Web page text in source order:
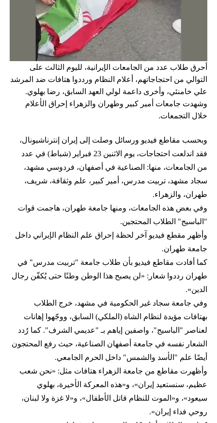
أحرق طلاب عدد من الجامعات الإيرانية، لليوم الثالث على
التوالي من احتجاجاتهم، أعلام النظام ورددوا هتافات ضد المرشد
علي خامنئي، وأخرى داعمة لولي العهد السابق، رضا بهلوي.
وشهدت جامعات أمير كبير وطهران والزهراء إحراق الأعلام
خلال التجمعات.
وبحسب مقاطع فيديو ورسائل وصلت إلى إيران إنترناشيونال،
فقد اندلعت احتجاجات، يوم الاثنين 23 فبراير (شباط) في عدد
من الجامعات، منها: الصناعية في أصفهان، فردوسي مشهد،
سجاد مشهد، تربيت مدرس، أمير كبير، علم وثقافة، شريف،
طهران، والزهراء.
وفي بعض هذه الجامعات، ومنها جامعة طهران، هاجمت قوات
"الباسيج" الطلاب المحتجين.
وأظهر مقطع فيديو آخر لحظة إحراق علم النظام الإيراني داخل
جامعة طهران.
كما أفادت مقاطع فيديو بأن طلاب جامعة "تربيت مدرس" في
طهران رددوا شعار: «لن يصبح هذا الوطن وطنًا حتى يُكفّن رجال
الدين».
وفي جامعة سجاد غير الحكومية في مشهد، خرج الطلاب
بهتافات مؤيدة لنظام الشاه (الملكي) السابق، ووجّهوا إهانات
لعناصر "الباسيج"، واصفين إياهم بـ "عديمي الشرف". كما رُدد
الشعار نفسه في جامعة أصفهان الصناعية، حيث رفع المحتجون
أيضًا علم "الأسد والشمس" داخل الحرم الجامعي.
وأظهرت مقاطع من جامعة الزهراء هتافات مثل: «نحن شعب
عظيم، سنستعيد إيران»، و«هذه المعركة الأخيرة، بهلوي
سيعود»، و«الموت للنظام قاتل الأطفال»، و«لا غزة ولا لبنان،
روحي فداء إيران».